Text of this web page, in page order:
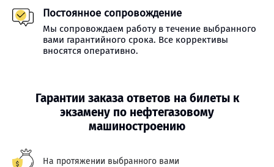
Постоянное сопровождение
Мы сопровождаем работу в течение выбранного
вами гарантийного срока. Все коррективы
вносятся оперативно.
Гарантии заказа ответов на билеты к
экзамену по нефтегазовому
машиностроению
На протяжении выбранного вами